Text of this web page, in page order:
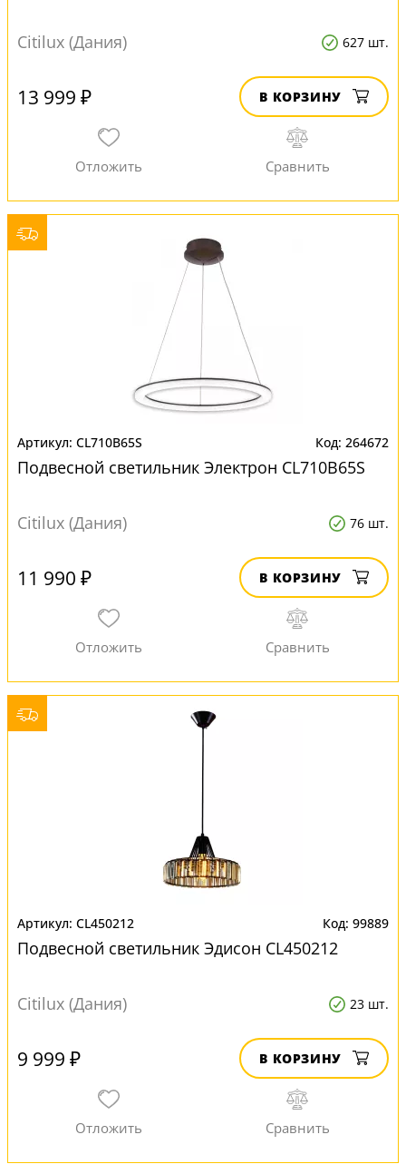
Citilux (Дания) 627 шт.
13 999 ₽ В КОРЗИНУ
CL710B65S 264672
Подвесной светильник Электрон CL710B65S
Citilux (Дания) 76 шт.
11 990 ₽ В КОРЗИНУ
CL450212 99889
Подвесной светильник Эдисон CL450212
Citilux (Дания) 23 шт.
9 999 ₽ В КОРЗИНУ